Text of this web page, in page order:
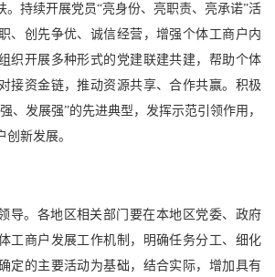
。持续开展党员“亮身份、亮职责、亮承诺”活
、创先争优、诚信经营，增强个体工商户内
织开展多种形式的党建联建共建，帮助个体
接资金链，推动资源共享、合作共赢。积极
、发展强”的先进典型，发挥示范引领作用，
新发展。
导。各地区相关部门要在本地区党委、政府
工商户发展工作机制，明确任务分工、细化
定的主要活动为基础，结合实际，增加具有